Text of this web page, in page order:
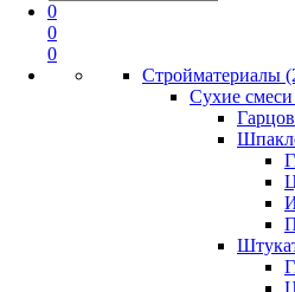
0
0
0
Стройматериалы
Сухие